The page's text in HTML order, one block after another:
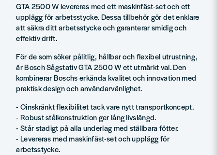
GTA 2500 W levereras med ett maskinfäst-set och ett
upplägg för arbetsstycke. Dessa tillbehör gör det enklare
att säkra ditt arbetsstycke och garanterar smidig och
effektiv drift.
För de som söker pålitlig, hållbar och flexibel utrustning,
är Bosch Sågstativ GTA 2500 W ett utmärkt val. Den
kombinerar Boschs erkända kvalitet och innovation med
praktisk design och användarvänlighet.
- Oinskränkt flexibilitet tack vare nytt transportkoncept.
- Robust stålkonstruktion ger lång livslängd.
- Står stadigt på alla underlag med ställbara fötter.
- Levereras med maskinfäst-set och upplägg för
arbetsstycke.